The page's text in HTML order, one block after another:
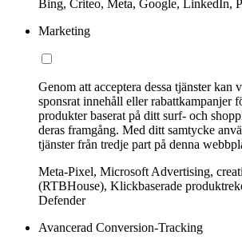
Bing, Criteo, Meta, Google, LinkedIn,
Marketing
Genom att acceptera dessa tjänster kan
sponsrat innehåll eller rabattkampanjer
produkter baserat på ditt surf- och
deras framgång. Med ditt samtycke
tjänster från tredje part på denna
Meta-Pixel, Microsoft Advertising,
(RTBHouse), Klickbaserade
Defender
Avancerad Conversion-Tracking